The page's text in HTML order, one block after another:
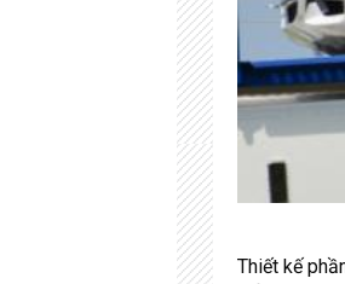
Thiết kế